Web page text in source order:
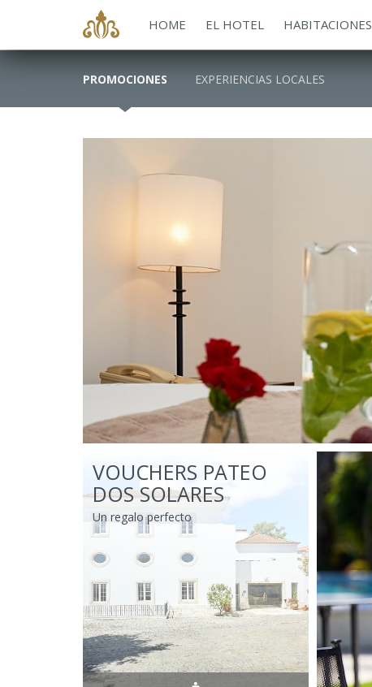
HOME EL HOTEL HABITACIONES
PROMOCIONES EXPERIENCIAS LOCALES
VOUCHERS PATEO
DOS SOLARES
Un regalo perfecto